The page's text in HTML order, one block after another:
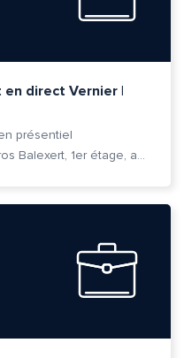
direct Vernier |
présentiel
Restaurant Migros Balexert, 1er étage, av. Louis-Casaï 27, 1209 Vernier